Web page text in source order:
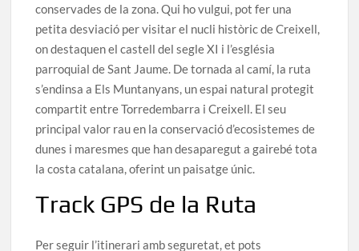
conservades de la zona. Qui ho vulgui, pot fer una
petita desviació per visitar el nucli històric de Creixell,
on destaquen el castell del segle XI i l’església
parroquial de Sant Jaume. De tornada al camí, la ruta
s’endinsa a Els Muntanyans, un espai natural protegit
compartit entre Torredembarra i Creixell. El seu
principal valor rau en la conservació d’ecosistemes de
dunes i maresmes que han desaparegut a gairebé tota
la costa catalana, oferint un paisatge únic.
Track GPS de la Ruta
Per seguir l’itinerari amb seguretat, et pots